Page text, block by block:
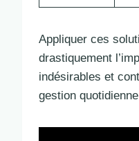
Appliquer ces
drastiquement
indésirables et
gestion